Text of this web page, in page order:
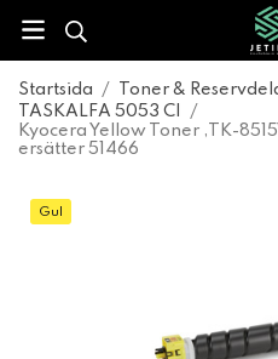
Startsida / Toner &
TASKALFA 5053 CI
/
Kyocera Yellow Toner ,TK-
ersätter 51466
Gul